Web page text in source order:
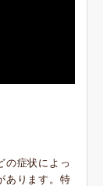
の症状によっ
あります。特